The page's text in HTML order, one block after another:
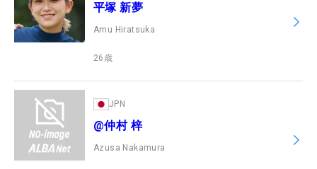
平塚 新夢
Amu Hiratsuka
26 歳
JPN
@仲村 梓
Azusa Nakamura